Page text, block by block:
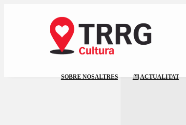
SOBRE NOSALTRES ACTUALITAT